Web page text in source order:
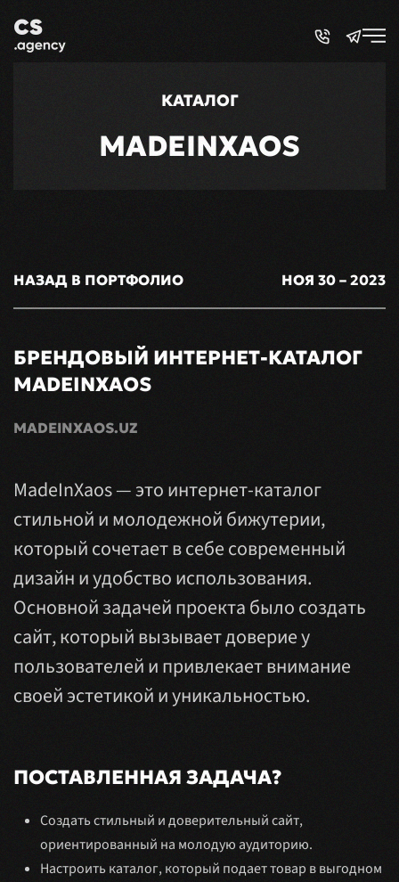
Skip to main content
КАТАЛОГ
MADEINXAOS
НАЗАД В ПОРТФОЛИО НОЯ 30 – 2023
БРЕНДОВЫЙ ИНТЕРНЕТ-КАТАЛОГ
MADEINXAOS
MADEINXAOS.UZ
MadeInXaos — это интернет-каталог
стильной и молодежной бижутерии,
который сочетает в себе современный
дизайн и удобство использования.
Основной задачей проекта было создать
сайт, который вызывает доверие у
пользователей и привлекает внимание
своей эстетикой и уникальностью.
ПОСТАВЛЕННАЯ ЗАДАЧА?
Создать стильный и доверительный сайт,
ориентированный на молодую аудиторию.
Настроить каталог, который подает товар в выгодном